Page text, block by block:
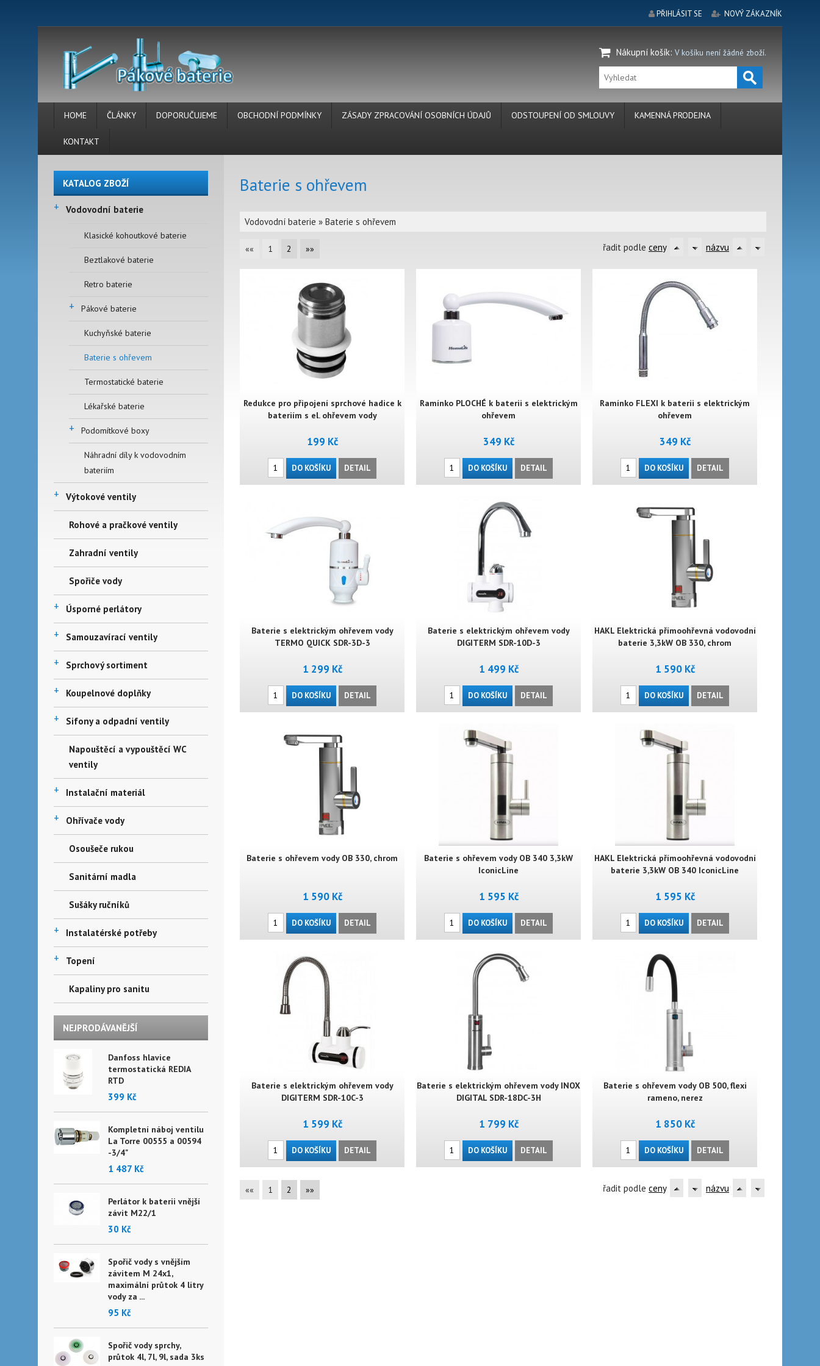
PŘIHLÁSIT SE NOVÝ ZÁKAZNÍK
Nákupní košík: V košíku není žádné zboží.
HOME ČLÁNKY DOPORUČUJEME OBCHODNÍ PODMÍNKY ZÁSADY ZPRACOVÁNÍ OSOBNÍCH ÚDAJŮ ODSTOUPENÍ OD SMLOUVY KAMENNÁ PRODEJNA
KONTAKT
KATALOG ZBOŽÍ
+ Vodovodní baterie
Klasické kohoutkové baterie
Beztlakové baterie
Retro baterie
+ Pákové baterie
Kuchyňské baterie
Baterie s ohřevem
Termostatické baterie
Lékařské baterie
+ Podomítkové boxy
Náhradní díly k vodovodním
bateriím
+ Výtokové ventily
Rohové a pračkové ventily
Zahradní ventily
Spořiče vody
+ Úsporné perlátory
+ Samouzavírací ventily
+ Sprchový sortiment
+ Koupelnové doplňky
+ Sifony a odpadní ventily
Napouštěcí a vypouštěcí WC
ventily
+ Instalační materiál
+ Ohřívače vody
Osoušeče rukou
Sanitární madla
Sušáky ručníků
+ Instalatérské potřeby
+ Topení
Kapaliny pro sanitu
NEJPRODÁVANĚJŠÍ
Danfoss hlavice
termostatická REDIA
RTD
399 Kč
Kompletní náboj ventilu
La Torre 00555 a 00594
-3/4"
1 487 Kč
Perlátor k baterii vnější
závit M22/1
30 Kč
Spořič vody s vnějším
závitem M 24x1,
maximální průtok 4 litry
vody za ...
95 Kč
Spořič vody sprchy,
průtok 4l, 7l, 9l, sada 3ks
Baterie s ohřevem
Vodovodní baterie » Baterie s ohřevem
«« 1 2 »» řadit podle ceny názvu
Redukce pro připojení sprchové hadice k
bateriím s el. ohřevem vody
199 Kč
DO KOŠÍKU DETAIL
Ramínko PLOCHÉ k baterii s elektrickým
ohřevem
349 Kč
DO KOŠÍKU DETAIL
Ramínko FLEXI k baterii s elektrickým
ohřevem
349 Kč
DO KOŠÍKU DETAIL
Baterie s elektrickým ohřevem vody
TERMO QUICK SDR-3D-3
1 299 Kč
DO KOŠÍKU DETAIL
Baterie s elektrickým ohřevem vody
DIGITERM SDR-10D-3
1 499 Kč
DO KOŠÍKU DETAIL
HAKL Elektrická přímoohřevná vodovodní
baterie 3,3kW OB 330, chrom
1 590 Kč
DO KOŠÍKU DETAIL
Baterie s ohřevem vody OB 330, chrom
1 590 Kč
DO KOŠÍKU DETAIL
Baterie s ohřevem vody OB 340 3,3kW
IconicLine
1 595 Kč
DO KOŠÍKU DETAIL
HAKL Elektrická přímoohřevná vodovodní
baterie 3,3kW OB 340 IconicLine
1 595 Kč
DO KOŠÍKU DETAIL
Baterie s elektrickým ohřevem vody
DIGITERM SDR-10C-3
1 599 Kč
DO KOŠÍKU DETAIL
Baterie s elektrickým ohřevem vody INOX
DIGITAL SDR-18DC-3H
1 799 Kč
DO KOŠÍKU DETAIL
Baterie s ohřevem vody OB 500, flexi
rameno, nerez
1 850 Kč
DO KOŠÍKU DETAIL
«« 1 2 »» řadit podle ceny názvu